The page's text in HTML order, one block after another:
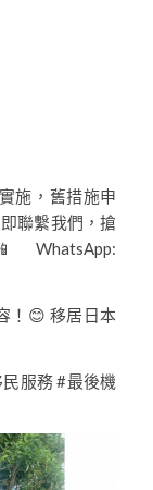
施，舊措施申
聯繫我們，搶
！😊 移居日本
服務 #最後機